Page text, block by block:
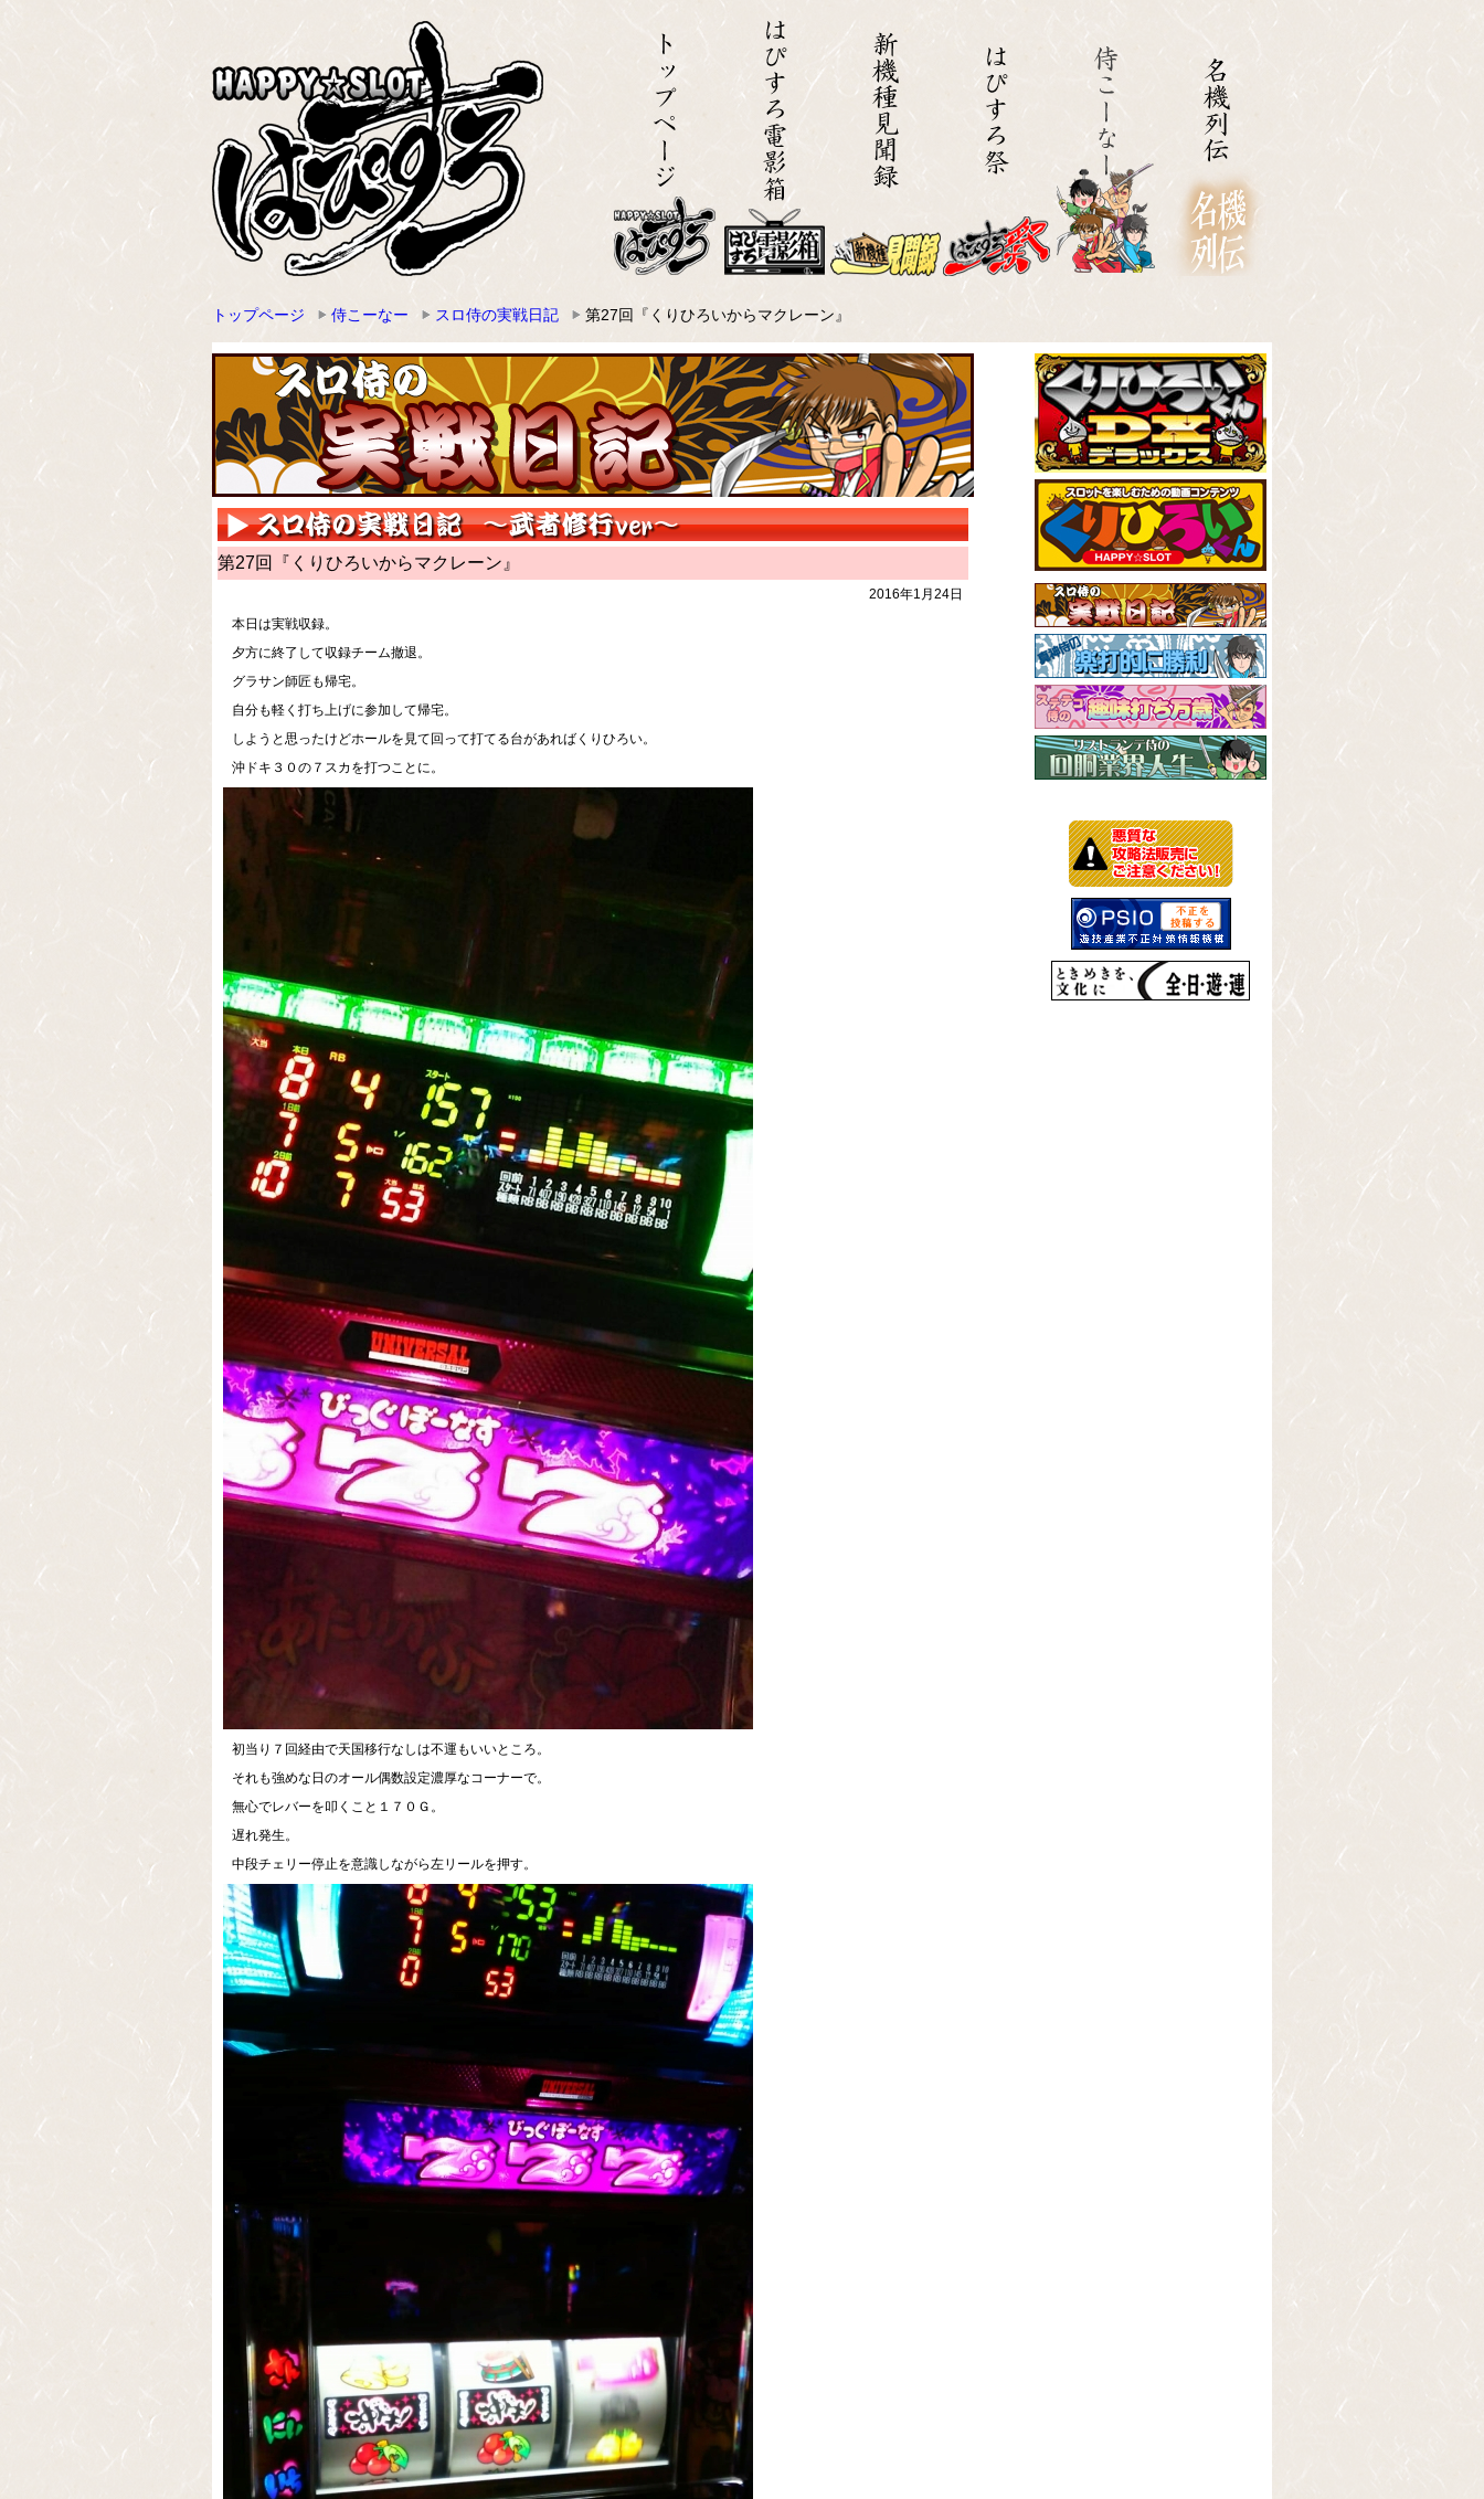
トップページ 侍こーなー スロ侍の実戦日記 第27回『くりひろいからマクレーン』
第27回『くりひろいからマクレーン』
2016年1月24日
本日は実戦収録。
夕方に終了して収録チーム撤退。
グラサン師匠も帰宅。
自分も軽く打ち上げに参加して帰宅。
しようと思ったけどホールを見て回って打てる台があればくりひろい。
沖ドキ３０の７スカを打つことに。
初当り７回経由で天国移行なしは不運もいいところ。
それも強めな日のオール偶数設定濃厚なコーナーで。
無心でレバーを叩くこと１７０Ｇ。
遅れ発生。
中段チェリー停止を意識しながら左リールを押す。